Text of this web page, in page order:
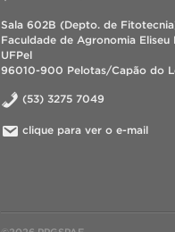
Sala 602B (Depto. de
Faculdade de Agronomia Eliseu
UFPel
96010-900 Pelotas/Capão do
(53) 3275 7049
clique para ver o e-mail